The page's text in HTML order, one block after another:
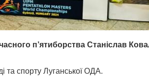
п’ятиборства Станіслав
та спорту Луганської ОДА.